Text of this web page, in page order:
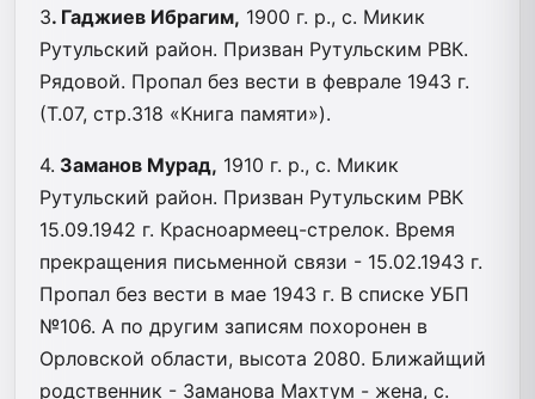
3. Гаджиев Ибрагим, 1900 г. р., с. Микик
Рутульский район. Призван Рутульским РВК.
Рядовой. Пропал без вести в феврале 1943 г.
(Т.07, стр.318 «Книга памяти»).
4. Заманов Мурад, 1910 г. р., с. Микик
Рутульский район. Призван Рутульским РВК
15.09.1942 г. Красноармеец-стрелок. Время
прекращения письменной связи - 15.02.1943 г.
Пропал без вести в мае 1943 г. В списке УБП
№106. А по другим записям похоронен в
Орловской области, высота 2080. Ближайщий
родственник - Заманова Махтум - жена, с.